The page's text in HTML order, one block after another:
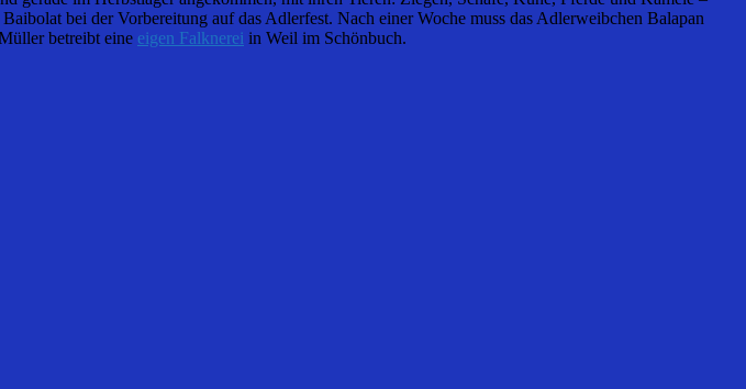
bei der Vorbereitung auf das Adlerfest. Nach einer Woche muss das Adlerweibchen Balapan
betreibt eine eigen Falknerei in Weil im Schönbuch.